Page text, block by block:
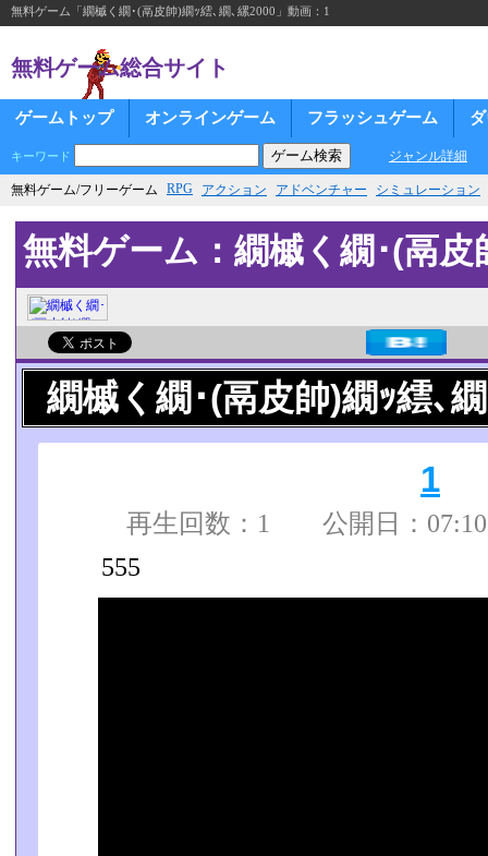
無料ゲーム「繝槭く繝･(鬲皮帥)繝ｯ繧､繝､縲2000」動画：1
無料ゲーム総合サイト
ゲームトップ オンラインゲーム フラッシュゲーム
キーワード ジャンル詳細
無料ゲーム/フリーゲーム RPG アクション アドベンチャー シミュレーション
無料ゲーム：繝槭く繝･(鬲皮
繝槭く繝･(鬲皮帥)繝ｯ繧､繝
1
再生回数：1 公開日：
555